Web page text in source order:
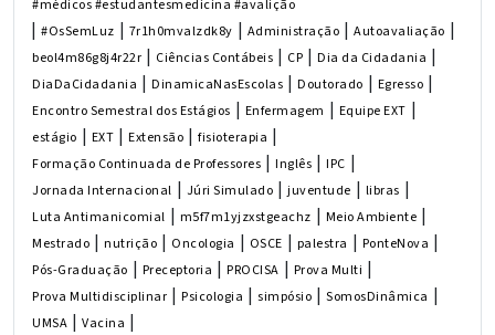
#médicos #estudantesmedicina #avalição
| #OsSemLuz | 7r1h0mvalzdk8y | Administração | Autoavaliação |
beol4m86g8j4r22r | Ciências Contábeis | CP | Dia da Cidadania |
DiaDaCidadania | DinamicaNasEscolas | Doutorado | Egresso |
Encontro Semestral dos Estágios | Enfermagem | Equipe EXT |
estágio | EXT | Extensão | fisioterapia |
Formação Continuada de Professores | Inglês | IPC |
Jornada Internacional | Júri Simulado | juventude | libras |
Luta Antimanicomial | m5f7m1yjzxstgeachz | Meio Ambiente |
Mestrado | nutrição | Oncologia | OSCE | palestra | PonteNova |
Pós-Graduação | Preceptoria | PROCISA | Prova Multi |
Prova Multidisciplinar | Psicologia | simpósio | SomosDinâmica |
UMSA | Vacina |